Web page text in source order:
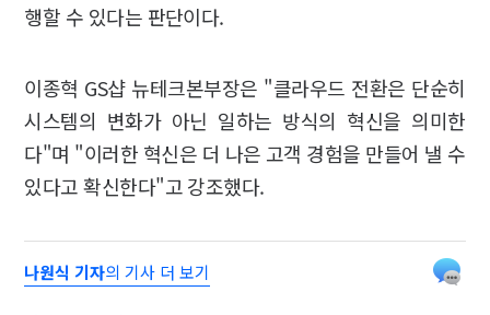
행할 수 있다는 판단이다.
이종혁 GS샵 뉴테크본부장은 "클라우드 전환은 단순히
시스템의 변화가 아닌 일하는 방식의 혁신을 의미한
다"며 "이러한 혁신은 더 나은 고객 경험을 만들어 낼 수
있다고 확신한다"고 강조했다.
나원식 기자의 기사 더 보기